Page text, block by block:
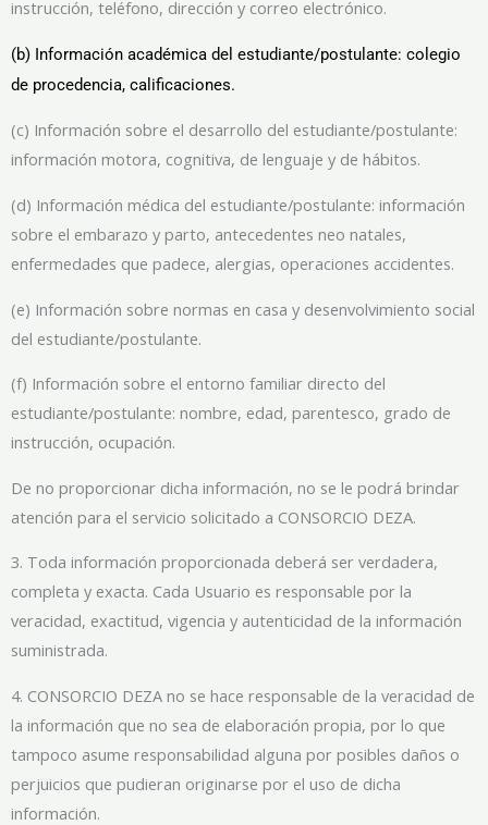
instrucción, teléfono, dirección y correo electrónico.
(b) Información académica del estudiante/postulante: colegio
de procedencia, calificaciones.
(c) Información sobre el desarrollo del estudiante/postulante:
información motora, cognitiva, de lenguaje y de hábitos.
(d) Información médica del estudiante/postulante: información
sobre el embarazo y parto, antecedentes neo natales,
enfermedades que padece, alergias, operaciones accidentes.
(e) Información sobre normas en casa y desenvolvimiento social
del estudiante/postulante.
(f) Información sobre el entorno familiar directo del
estudiante/postulante: nombre, edad, parentesco, grado de
instrucción, ocupación.
De no proporcionar dicha información, no se le podrá brindar
atención para el servicio solicitado a CONSORCIO DEZA.
3. Toda información proporcionada deberá ser verdadera,
completa y exacta. Cada Usuario es responsable por la
veracidad, exactitud, vigencia y autenticidad de la información
suministrada.
4. CONSORCIO DEZA no se hace responsable de la veracidad de
la información que no sea de elaboración propia, por lo que
tampoco asume responsabilidad alguna por posibles daños o
perjuicios que pudieran originarse por el uso de dicha
información.